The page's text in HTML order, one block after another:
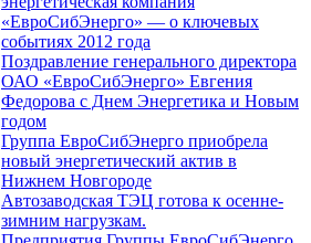
«ЕвроСибЭнерго» — о ключевых
событиях 2012 года
Поздравление генерального директора
ОАО «ЕвроСибЭнерго» Евгения
Федорова с Днем Энергетика и Новым
годом
Группа ЕвроСибЭнерго приобрела
новый энергетический актив в
Нижнем Новгороде
Автозаводская ТЭЦ готова к осенне-
зимним нагрузкам.